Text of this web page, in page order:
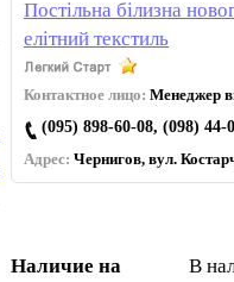
Постільна білизна
елітний текстиль
Контактное лицо: Менеджер
(095) 898-60-08, (098) 44-
Адрес: Чернигов, вул.
Наличие на
В